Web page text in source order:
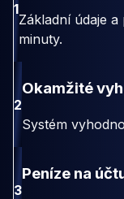
1
Základní údaje
minuty.
2
Okamžité
Systém
3
Peníze na